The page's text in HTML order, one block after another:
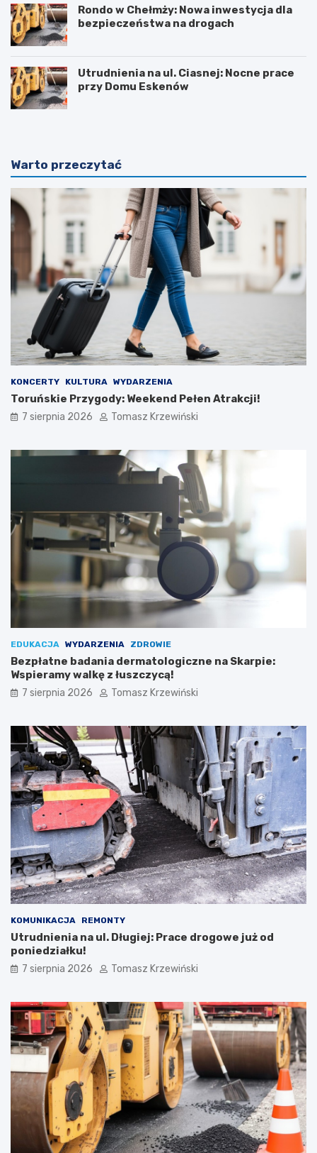
Rondo w Chełmży: Nowa inwestycja dla
bezpieczeństwa na drogach
Utrudnienia na ul. Ciasnej: Nocne prace
przy Domu Eskenów
Warto przeczytać
KONCERTY KULTURA WYDARZENIA
Toruńskie Przygody: Weekend Pełen Atrakcji!
7 sierpnia 2026 Tomasz Krzewiński
EDUKACJA WYDARZENIA ZDROWIE
Bezpłatne badania dermatologiczne na Skarpie:
Wspieramy walkę z łuszczycą!
7 sierpnia 2026 Tomasz Krzewiński
KOMUNIKACJA REMONTY
Utrudnienia na ul. Długiej: Prace drogowe już od
poniedziałku!
7 sierpnia 2026 Tomasz Krzewiński